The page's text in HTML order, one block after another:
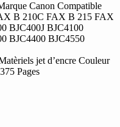
Canon Compatible
B 210C FAX B 215 FAX
BJC400J BJC4100
BJC4400 BJC4550
jet d’encre Couleur
Pages